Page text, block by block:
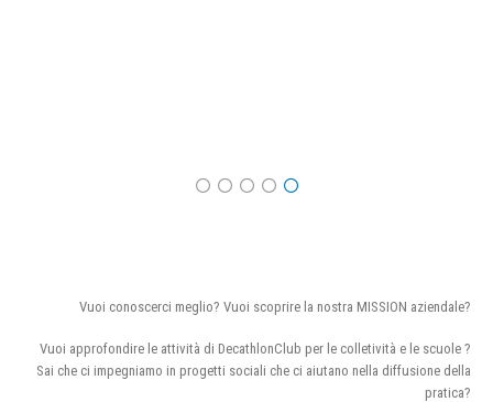
Vuoi conoscerci meglio? Vuoi scoprire la nostra MISSION aziendale?
Vuoi approfondire le attività di DecathlonClub per le colletività e le scuole ?
Sai che ci impegniamo in progetti sociali che ci aiutano nella diffusione della
pratica?